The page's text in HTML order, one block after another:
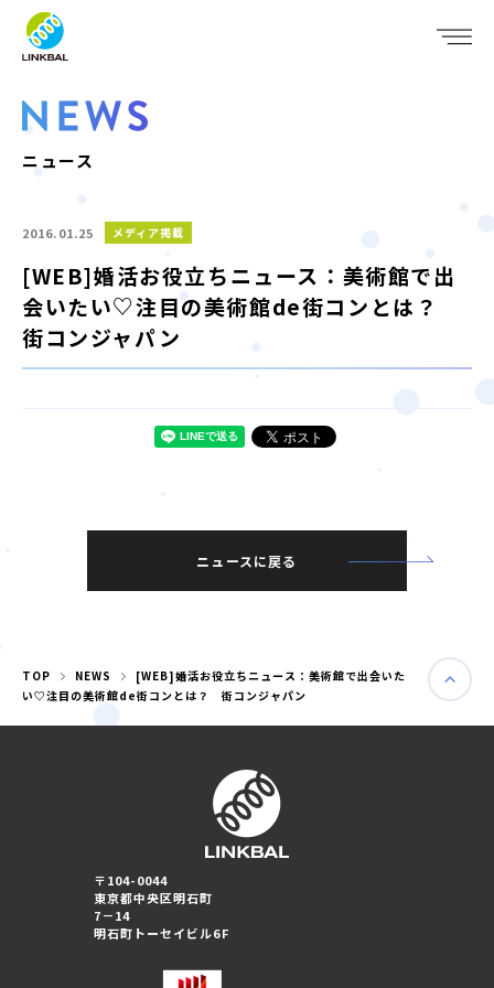
WHO WE ARE
SERVICE
IR
RECRUIT
NEWS
婚活パーティー（大阪）
JP
ニュース
2016.01.25 メディア掲載
[WEB]婚活お役立ちニュース：美術館で出
会いたい♡注目の美術館de街コンとは？
街コンジャパン
ニュースに戻る
TOP NEWS
[WEB]婚活お役立ちニュース：美術館で出会いた
い♡注目の美術館de街コンとは？ 街コンジャパン
〒104-0044
東京都中央区明石町
7－14
明石町トーセイビル6F